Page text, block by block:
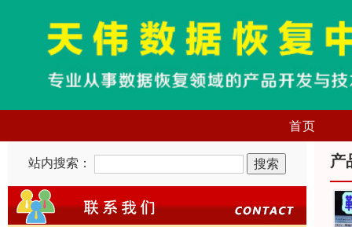
首页
站内搜索： 产